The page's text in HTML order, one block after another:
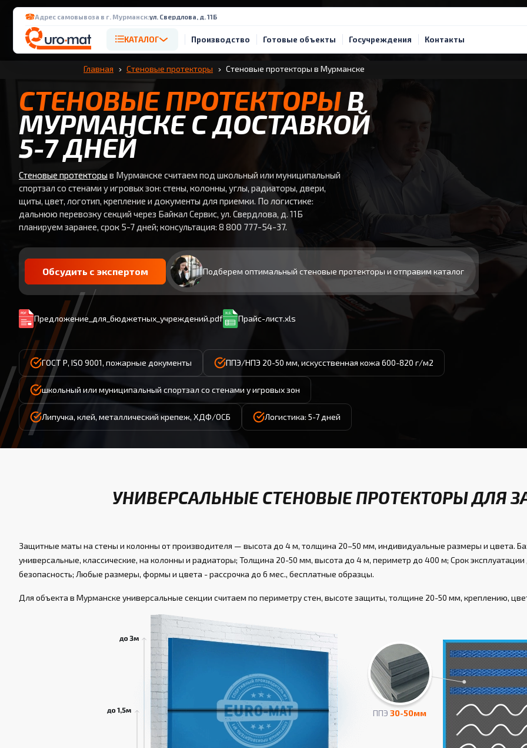
Адрес самовывоза в г. Мурманск:ул. Свердлова, д. 11Б
КАТАЛОГ Производство Готовые объекты Госучреждения Контакты
Главная Стеновые протекторы Стеновые протекторы в Мурманске
СТЕНОВЫЕ ПРОТЕКТОРЫ В
МУРМАНСКЕ С ДОСТАВКОЙ
5-7 ДНЕЙ
Стеновые протекторы в Мурманске считаем под школьный или муниципальный
спортзал со стенами у игровых зон: стены, колонны, углы, радиаторы, двери,
щиты, цвет, логотип, крепление и документы для приемки. По логистике:
дальнюю перевозку секций через Байкал Сервис, ул. Свердлова, д. 11Б
планируем заранее, срок 5-7 дней; консультация: 8 800 777-54-37.
Обсудить с экспертом Подберем оптимальный стеновые протекторы и отправим каталог
Предложение_для_бюджетных_учреждений.pdf Прайс-лист.xls
ГОСТ Р, ISO 9001, пожарные документы ППЭ/НПЭ 20-50 мм, искусственная кожа 600-820 г/м2
школьный или муниципальный спортзал со стенами у игровых зон
Липучка, клей, металлический крепеж, ХДФ/ОСБ Логистика: 5-7 дней
УНИВЕРСАЛЬНЫЕ СТЕНОВЫЕ ПРОТЕКТОРЫ ДЛЯ
Защитные маты на стены и колонны от производителя — высота до 4 м, толщина 20–50 мм, индивидуальные размеры и цвета.
универсальные, классические, на колонны и радиаторы; Толщина 20-50 мм, высота до 4 м, периметр до 400 м; Срок
безопасность; Любые размеры, формы и цвета - рассрочка до 6 мес., бесплатные образцы.
Для объекта в Мурманске универсальные секции считаем по периметру стен, высоте защиты, толщине 20-50 мм, креплению,
ППЭ 30-50мм